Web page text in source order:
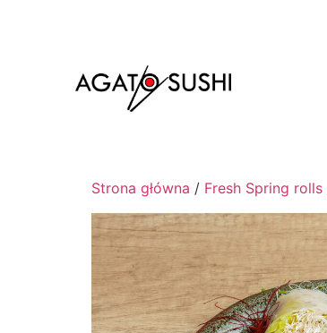
Strona główna / Fresh Spring rolls